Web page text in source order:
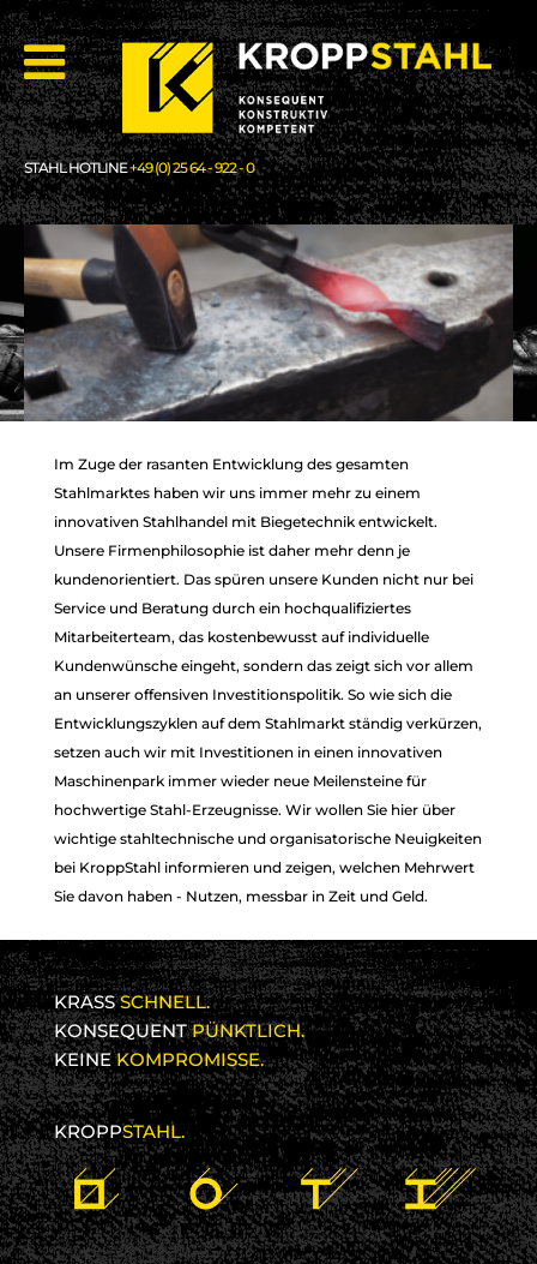
STAHL HOTLINE+49 (0) 25 64 - 922 - 0
LEIDENSCHAFT
FÜR STAHL
LEIDENSCHAFT
FÜR STAHL
Im Zuge der rasanten Entwicklung des gesamten
Stahlmarktes haben wir uns immer mehr zu einem
innovativen Stahlhandel mit Biegetechnik entwickelt.
Unsere Firmenphilosophie ist daher mehr denn je
kundenorientiert. Das spüren unsere Kunden nicht nur bei
Service und Beratung durch ein hochqualifiziertes
Mitarbeiterteam, das kostenbewusst auf individuelle
Kundenwünsche eingeht, sondern das zeigt sich vor allem
an unserer offensiven Investitionspolitik. So wie sich die
Entwicklungszyklen auf dem Stahlmarkt ständig verkürzen,
setzen auch wir mit Investitionen in einen innovativen
Maschinenpark immer wieder neue Meilensteine für
hochwertige Stahl-Erzeugnisse. Wir wollen Sie hier über
wichtige stahltechnische und organisatorische Neuigkeiten
bei KroppStahl informieren und zeigen, welchen Mehrwert
Sie davon haben - Nutzen, messbar in Zeit und Geld.
KRASSSCHNELL.
KONSEQUENTPÜNKTLICH.
KEINEKOMPROMISSE.
KROPPSTAHL.